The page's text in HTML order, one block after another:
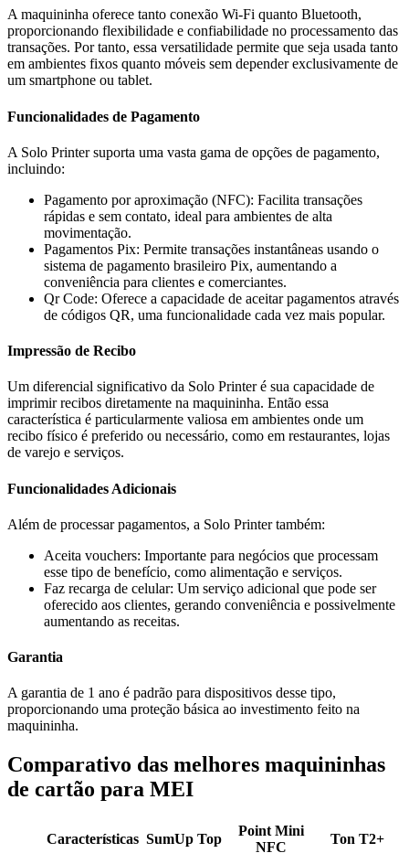
A maquininha oferece tanto conexão Wi-Fi quanto Bluetooth,
proporcionando flexibilidade e confiabilidade no processamento das
transações. Por tanto, essa versatilidade permite que seja usada tanto
em ambientes fixos quanto móveis sem depender exclusivamente de
um smartphone ou tablet.
Funcionalidades de Pagamento
A Solo Printer suporta uma vasta gama de opções de pagamento,
incluindo:
Pagamento por aproximação (NFC): Facilita transações
rápidas e sem contato, ideal para ambientes de alta
movimentação.
Pagamentos Pix: Permite transações instantâneas usando o
sistema de pagamento brasileiro Pix, aumentando a
conveniência para clientes e comerciantes.
Qr Code: Oferece a capacidade de aceitar pagamentos através
de códigos QR, uma funcionalidade cada vez mais popular.
Impressão de Recibo
Um diferencial significativo da Solo Printer é sua capacidade de
imprimir recibos diretamente na maquininha. Então essa
característica é particularmente valiosa em ambientes onde um
recibo físico é preferido ou necessário, como em restaurantes, lojas
de varejo e serviços.
Funcionalidades Adicionais
Além de processar pagamentos, a Solo Printer também:
Aceita vouchers: Importante para negócios que processam
esse tipo de benefício, como alimentação e serviços.
Faz recarga de celular: Um serviço adicional que pode ser
oferecido aos clientes, gerando conveniência e possivelmente
aumentando as receitas.
Garantia
A garantia de 1 ano é padrão para dispositivos desse tipo,
proporcionando uma proteção básica ao investimento feito na
maquininha.
Comparativo das melhores maquininhas
de cartão para MEI
Características SumUp Top
Point Mini
NFC
Ton T2+